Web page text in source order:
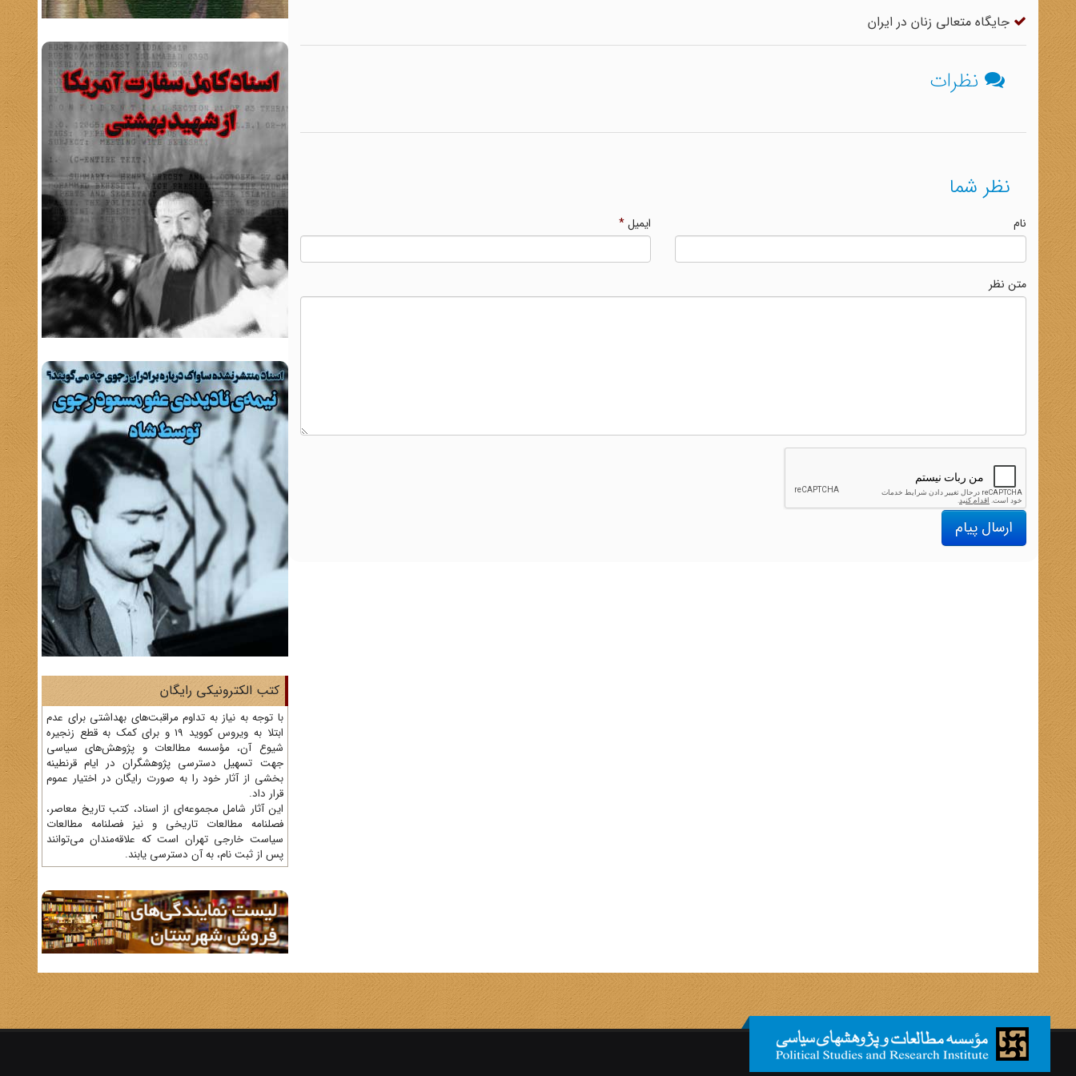
جایگاه متعالی زنان در ایران
نظرات
نظر شما
نام ایمیل*
متن نظر
ارسال پیام
کتب الکترونیکی رایگان
با توجه به نیاز به تداوم مراقبت‌های بهداشتی برای عدم
ابتلا به ویروس کووید 19 و برای کمک به قطع زنجیره
شیوع آن، مؤسسه مطالعات و پژوهش‌های سیاسی
جهت تسهیل دسترسی پژوهشگران در ایام قرنطینه
بخشی از آثار خود را به صورت رایگان در اختیار عموم
قرار داد.
این آثار شامل مجموعه‌ای از اسناد، کتب تاریخ معاصر،
فصلنامه‌ مطالعات تاریخی و نیز فصلنامه مطالعات
سیاست خارجی تهران است که علاقه‌مندان می‌توانند
پس از ثبت نام، به آن دسترسی یابند.